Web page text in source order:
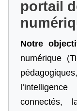
portail
Notre
numérique
connectés,